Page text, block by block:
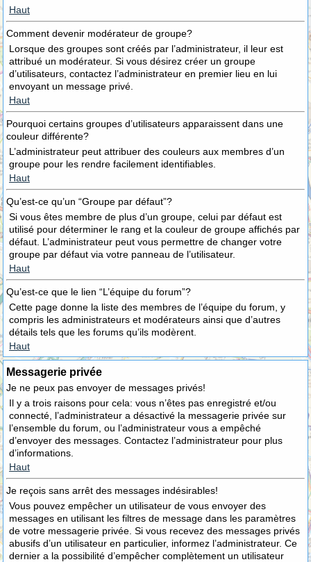
Haut
Comment devenir modérateur de groupe?
Lorsque des groupes sont créés par l’administrateur, il leur est
attribué un modérateur. Si vous désirez créer un groupe
d’utilisateurs, contactez l’administrateur en premier lieu en lui
envoyant un message privé.
Haut
Pourquoi certains groupes d’utilisateurs apparaissent dans une
couleur différente?
L’administrateur peut attribuer des couleurs aux membres d’un
groupe pour les rendre facilement identifiables.
Haut
Qu’est-ce qu’un “Groupe par défaut”?
Si vous êtes membre de plus d’un groupe, celui par défaut est
utilisé pour déterminer le rang et la couleur de groupe affichés par
défaut. L’administrateur peut vous permettre de changer votre
groupe par défaut via votre panneau de l’utilisateur.
Haut
Qu’est-ce que le lien “L’équipe du forum”?
Cette page donne la liste des membres de l’équipe du forum, y
compris les administrateurs et modérateurs ainsi que d’autres
détails tels que les forums qu’ils modèrent.
Haut
Messagerie privée
Je ne peux pas envoyer de messages privés!
Il y a trois raisons pour cela: vous n’êtes pas enregistré et/ou
connecté, l’administrateur a désactivé la messagerie privée sur
l’ensemble du forum, ou l’administrateur vous a empêché
d’envoyer des messages. Contactez l’administrateur pour plus
d’informations.
Haut
Je reçois sans arrêt des messages indésirables!
Vous pouvez empêcher un utilisateur de vous envoyer des
messages en utilisant les filtres de message dans les paramètres
de votre messagerie privée. Si vous recevez des messages privés
abusifs d’un utilisateur en particulier, informez l’administrateur. Ce
dernier a la possibilité d’empêcher complètement un utilisateur